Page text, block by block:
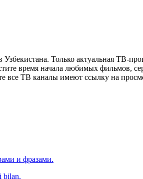
Только актуальная ТВ-
время начала любимых фильмов,
ТВ каналы имеют ссылку на
и фразами.
bilan.